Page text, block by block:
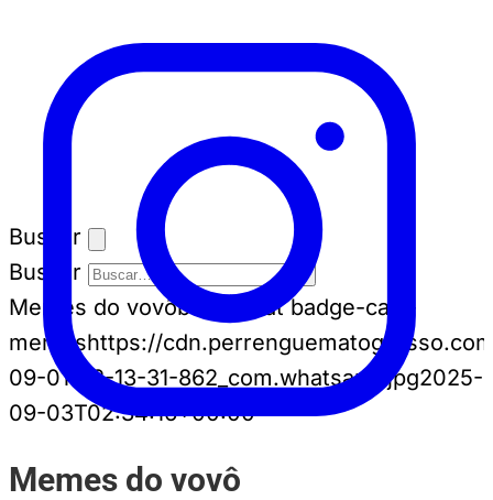
Buscar
Buscar
Memes do vovôbadge-cat badge-cat--
memeshttps://
09-01-22-13-31-862_com.whatsapp.jpg2025-
09-03T02:34:16+00:00
Memes do vovô